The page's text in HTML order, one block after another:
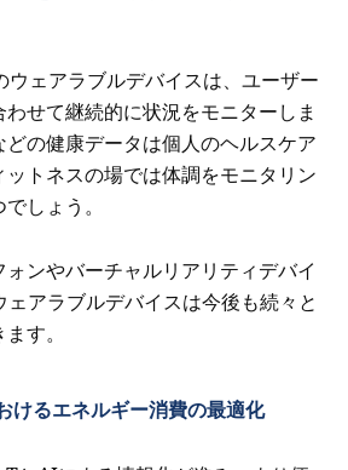
ェアラブルデバイスは、ユーザー
せて継続的に状況をモニターしま
の健康データは個人のヘルスケア
トネスの場では体調をモニタリン
しょう。
ンやバーチャルリアリティデバイ
アラブルデバイスは今後も続々と
す。
けるエネルギー消費の最適化